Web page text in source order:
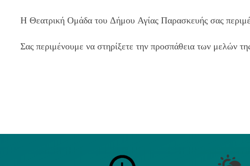
Η Θεατρική Ομάδα του Δήμου Αγίας Παρασκευής σας
Σας περιμένουμε να στηρίξετε την προσπάθεια των μελών